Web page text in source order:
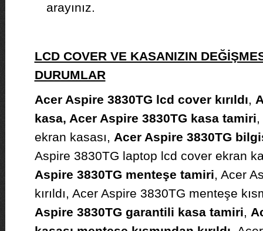
arayınız.
LCD COVER VE KASANIZIN
DURUMLAR
Acer Aspire 3830TG lcd cover kırıldı,
kasa, Acer Aspire 3830TG kasa tamiri
ekran kasası, Acer Aspire 3830TG
Aspire 3830TG laptop lcd cover ekran
Aspire 3830TG menteşe tamiri, Acer
kırıldı, Acer Aspire 3830TG menteşe
Aspire 3830TG garantili kasa tamiri,